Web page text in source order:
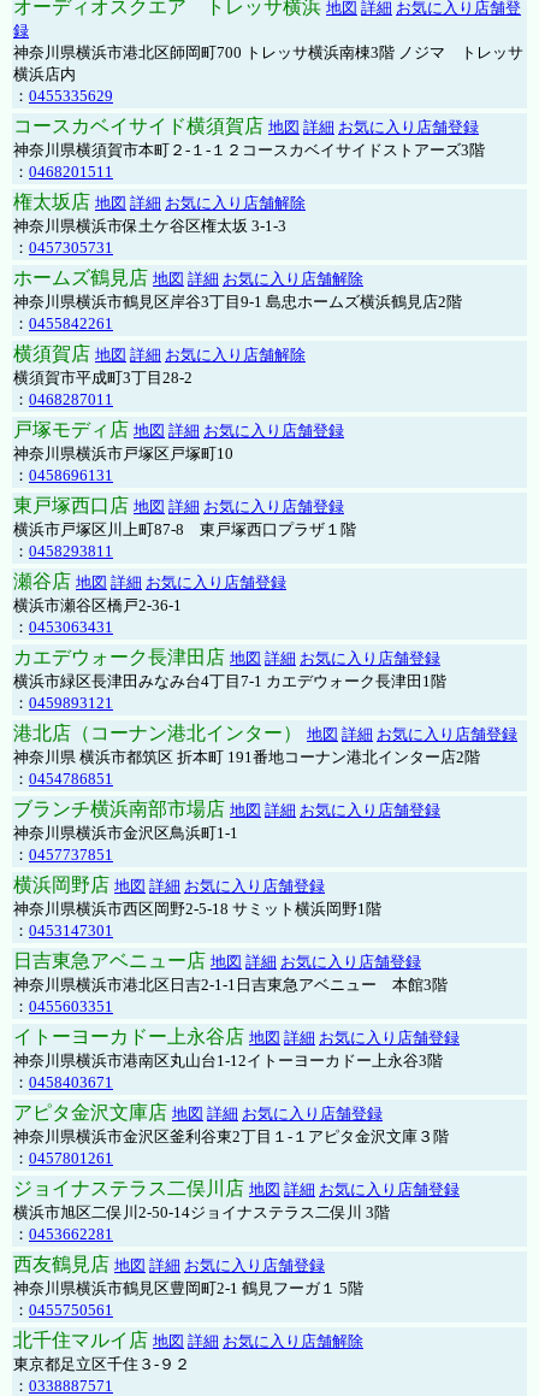
オーディオスクエア トレッサ横浜 地図 詳細 お気に入り店舗登
録
神奈川県横浜市港北区師岡町700 トレッサ横浜南棟3階 ノジマ トレッサ
横浜店内
： 0455335629
コースカベイサイド横須賀店 地図 詳細 お気に入り店舗登録
神奈川県横須賀市本町２-１-１２コースカベイサイドストアーズ3階
： 0468201511
権太坂店 地図 詳細 お気に入り店舗解除
神奈川県横浜市保土ケ谷区権太坂 3-1-3
： 0457305731
ホームズ鶴見店 地図 詳細 お気に入り店舗解除
神奈川県横浜市鶴見区岸谷3丁目9-1 島忠ホームズ横浜鶴見店2階
： 0455842261
横須賀店 地図 詳細 お気に入り店舗解除
横須賀市平成町3丁目28-2
： 0468287011
戸塚モディ店 地図 詳細 お気に入り店舗登録
神奈川県横浜市戸塚区戸塚町10
： 0458696131
東戸塚西口店 地図 詳細 お気に入り店舗登録
横浜市戸塚区川上町87-8 東戸塚西口プラザ１階
： 0458293811
瀬谷店 地図 詳細 お気に入り店舗登録
横浜市瀬谷区橋戸2-36-1
： 0453063431
カエデウォーク長津田店 地図 詳細 お気に入り店舗登録
横浜市緑区長津田みなみ台4丁目7-1 カエデウォーク長津田1階
： 0459893121
港北店（コーナン港北インター） 地図 詳細 お気に入り店舗登録
神奈川県 横浜市都筑区 折本町 191番地コーナン港北インター店2階
： 0454786851
ブランチ横浜南部市場店 地図 詳細 お気に入り店舗登録
神奈川県横浜市金沢区鳥浜町1-1
： 0457737851
横浜岡野店 地図 詳細 お気に入り店舗登録
神奈川県横浜市西区岡野2-5-18 サミット横浜岡野1階
： 0453147301
日吉東急アベニュー店 地図 詳細 お気に入り店舗登録
神奈川県横浜市港北区日吉2-1-1日吉東急アベニュー 本館3階
： 0455603351
イトーヨーカドー上永谷店 地図 詳細 お気に入り店舗登録
神奈川県横浜市港南区丸山台1-12イトーヨーカドー上永谷3階
： 0458403671
アピタ金沢文庫店 地図 詳細 お気に入り店舗登録
神奈川県横浜市金沢区釜利谷東2丁目１-１アピタ金沢文庫３階
： 0457801261
ジョイナステラス二俣川店 地図 詳細 お気に入り店舗登録
横浜市旭区二俣川2-50-14ジョイナステラス二俣川 3階
： 0453662281
西友鶴見店 地図 詳細 お気に入り店舗登録
神奈川県横浜市鶴見区豊岡町2-1 鶴見フーガ１ 5階
： 0455750561
北千住マルイ店 地図 詳細 お気に入り店舗解除
東京都足立区千住３-９２
： 0338887571